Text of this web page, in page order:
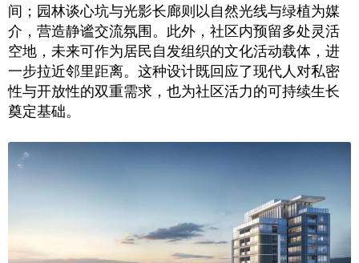
间；园林谈心坑与光影长廊则以自然光线与绿植为媒
介，营造静谧交流氛围。此外，社区内预留多处灵活
空地，未来可作为居民自发组织的文化活动载体，进
一步拉近邻里距离。这种设计既回应了现代人对私密
性与开放性的双重需求，也为社区活力的可持续生长
奠定基础。